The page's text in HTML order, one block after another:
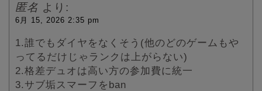
匿名 より:
6月 15, 2026 2:35 pm
1.誰でもダイヤをなくそう(他のどのゲームもや
ってるだけじゃランクは上がらない)
2.格差デュオは高い方の参加費に統一
3.サブ垢スマーフをban